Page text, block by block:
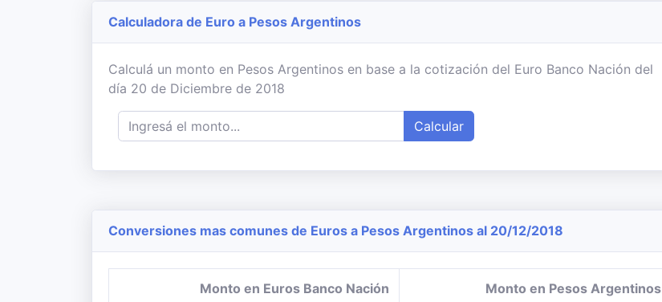
Calculadora de Euro a Pesos Argentinos
Calculá un monto en Pesos Argentinos en base a la cotización del Euro Banco Nación del
día 20 de Diciembre de 2018
Calcular
Conversiones mas comunes de Euros a Pesos Argentinos al 20/12/2018
Monto en Euros Banco Nación Monto en Pesos Argentinos